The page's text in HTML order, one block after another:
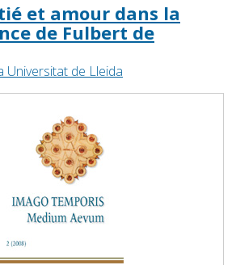
et amour dans la
de Fulbert de
Universitat de Lleida